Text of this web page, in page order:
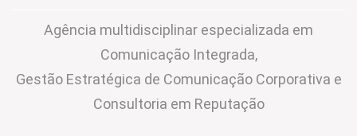
Agência multidisciplinar especializada em
Comunicação Integrada,
Gestão Estratégica de Comunicação Corporativa e
Consultoria em Reputação